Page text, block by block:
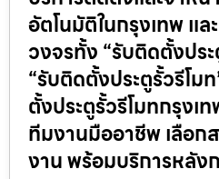
อัตโนมัติในกรุงเทพ แ
วงจรทั้ง “รับติดตั้งปร
“รับติดตั้งประตูรั้วรีโม
ตั้งประตูรั้วรีโมทกรุง
ทีมงานมืออาชีพ เลือก
งาน พร้อมบริการหลัง